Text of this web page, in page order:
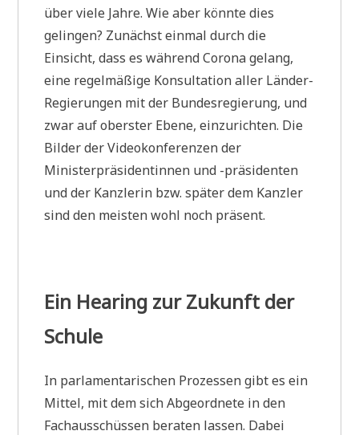
über viele Jahre. Wie aber könnte dies
gelingen? Zunächst einmal durch die
Einsicht, dass es während Corona gelang,
eine regelmäßige Konsultation aller Länder-
Regierungen mit der Bundesregierung, und
zwar auf oberster Ebene, einzurichten. Die
Bilder der Videokonferenzen der
Ministerpräsidentinnen und -präsidenten
und der Kanzlerin bzw. später dem Kanzler
sind den meisten wohl noch präsent.
Ein Hearing zur Zukunft der
Schule
In parlamentarischen Prozessen gibt es ein
Mittel, mit dem sich Abgeordnete in den
Fachausschüssen beraten lassen. Dabei